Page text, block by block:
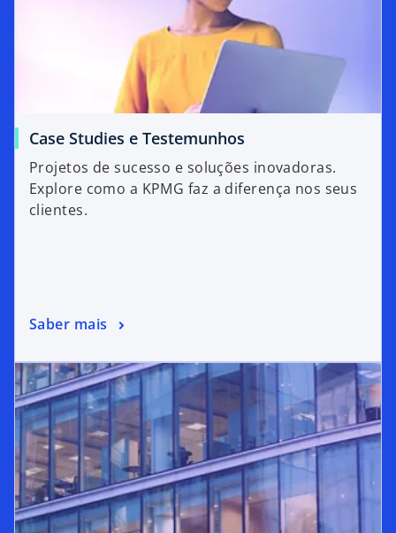
Case Studies e Testemunhos
Projetos de sucesso e soluções inovadoras.
Explore como a KPMG faz a diferença nos seus
clientes.
Saber mais